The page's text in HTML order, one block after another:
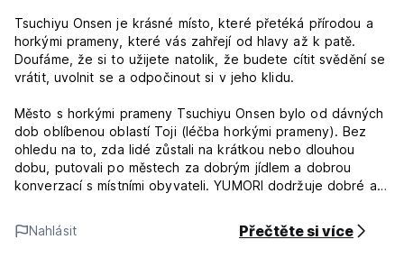
Tsuchiyu Onsen je krásné místo, které přetéká přírodou a
horkými prameny, které vás zahřejí od hlavy až k patě.
Doufáme, že si to užijete natolik, že budete cítit svědění se
vrátit, uvolnit se a odpočinout si v jeho klidu.
Město s horkými prameny Tsuchiyu Onsen bylo od dávných
dob oblíbenou oblastí Toji (léčba horkými prameny). Bez
ohledu na to, zda lidé zůstali na krátkou nebo dlouhou
dobu, putovali po městech za dobrým jídlem a dobrou
konverzací s místními obyvateli. YUMORI dodržuje dobré a
vám i za státními hranicemi.
Nahlásit Přečtěte si více